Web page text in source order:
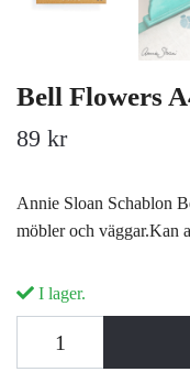
Bell Flowers
89 kr
Annie Sloan Schablon
möbler och väggar.Kan
I lager.